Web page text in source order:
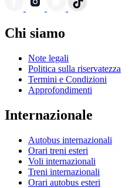
Chi siamo
Note legali
Politica sulla riservatezza
Termini e Condizioni
Approfondimenti
Internazionale
Autobus internazionali
Orari treni esteri
Voli internazionali
Treni internazionali
Orari autobus esteri